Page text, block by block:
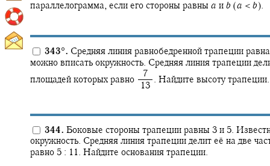
параллелограмма, если его стороны равны a и b (a < b).
343°. Средняя линия равнобедренной трапеции
можно вписать окружность. Средняя линия трапеции
площадей которых равно
‍ 7
‍ 13
. Найдите высоту трапеции.
344. Боковые стороны трапеции равны 3 и 5.
окружность. Средняя линия трапеции делит её на две
равно 5 : 11. Найдите основания трапеции.